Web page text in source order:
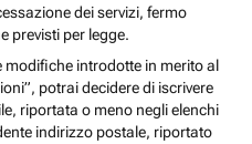
dei servizi, fermo
previsti per legge.
modifiche introdotte in merito al
potrai decidere di iscrivere
riportata o meno negli elenchi
indirizzo postale, riportato